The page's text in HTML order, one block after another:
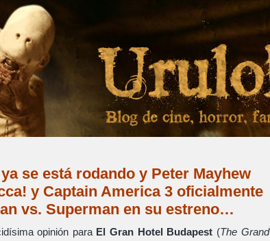
se está rodando y Peter Mayhew
y Captain America 3 oficialmente
vs. Superman en su estreno…
opinión para El Gran Hotel Budapest (The Grand